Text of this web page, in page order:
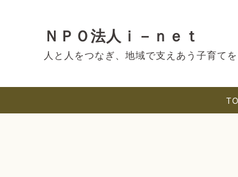
ＮＰＯ法人ｉ－ｎｅｔ
人と人をつなぎ、地域で支えあう子育て